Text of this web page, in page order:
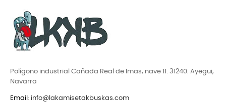
Polígono industrial Cañada Real de Imas, nave 11. 31240. Ayegui,
Navarra
Email : info@lakamisetakbuskas.com